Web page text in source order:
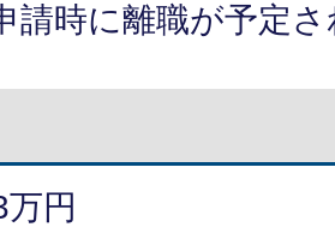
請時に離職が予定
円